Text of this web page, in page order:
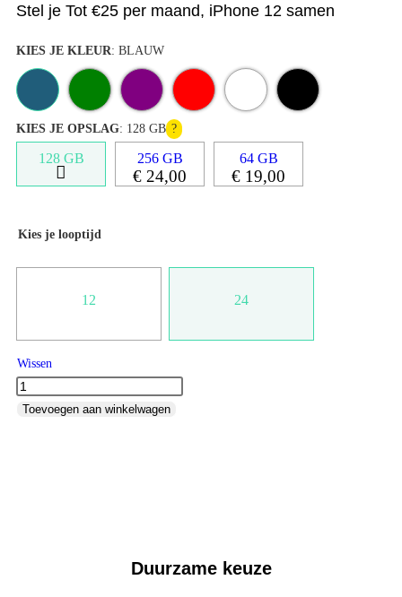
Stel je Tot €25 per maand, iPhone 12 samen
KIES JE KLEUR: BLAUW
KIES JE OPSLAG: 128 GB
128 GB 256 GB
€ 24,00
64 GB
€ 19,00
Kies je looptijd
12 24
Wissen
Toevoegen aan winkelwagen
Duurzame keuze